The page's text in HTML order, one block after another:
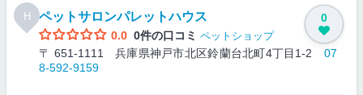
H ペットサロンパレットハウス
0.0 0件の口コミ ペットショップ
〒 651-1111 兵庫県神戸市北区鈴蘭台北町4丁目1-2 07
8-592-9159
0